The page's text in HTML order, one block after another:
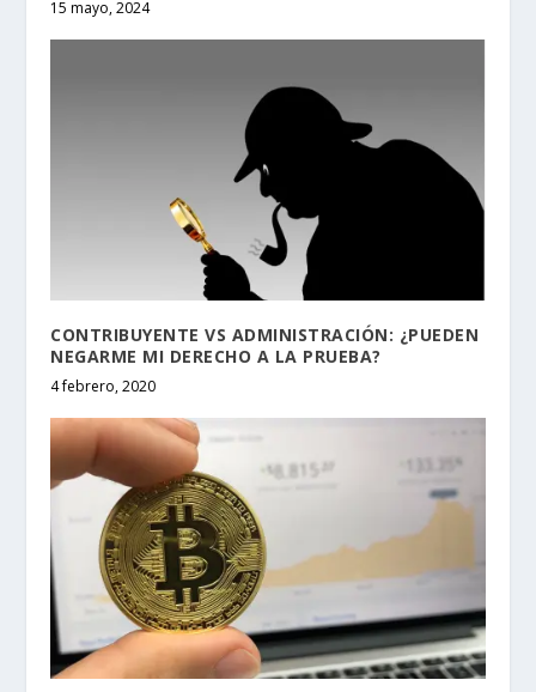
15 mayo, 2024
CONTRIBUYENTE VS ADMINISTRACIÓN: ¿PUEDEN
NEGARME MI DERECHO A LA PRUEBA?
4 febrero, 2020